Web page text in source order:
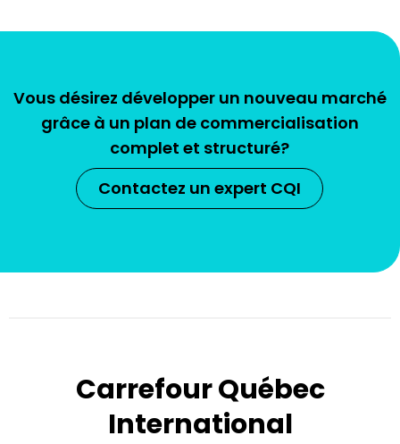
Vous désirez développer un nouveau marché
grâce à un plan de commercialisation
complet et structuré?
Contactez un expert CQI
Carrefour Québec
International